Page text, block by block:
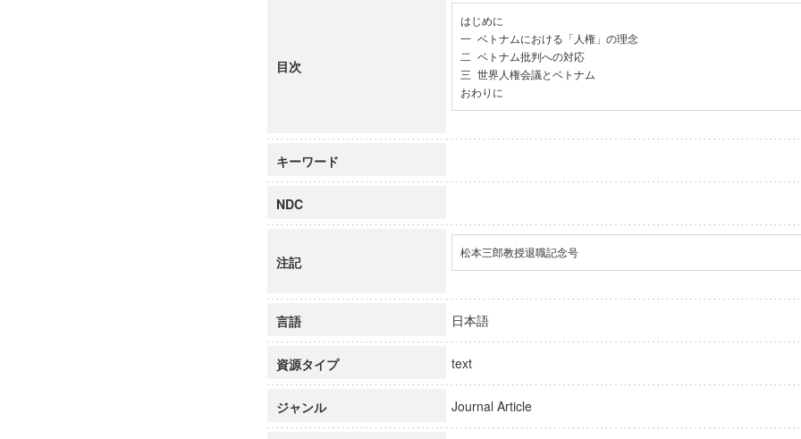
目次
はじめに
一 ベトナムにおける「人権」の理念
二 ベトナム批判への対応
三 世界人権会議とベトナム
おわりに
キーワード
NDC
注記
松本三郎教授退職記念号
言語 日本語
資源タイプ text
ジャンル Journal Article